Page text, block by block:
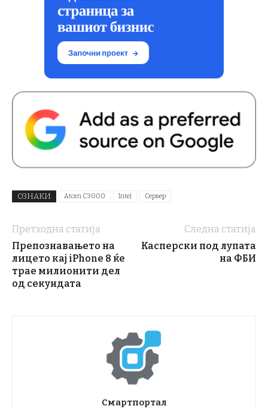
ОЗНАКИ Atom C3000 Intel Сервер
Претходна статија
Препознавањето на
лицето кај iPhone 8 ќе
трае милионити дел
од секундата
Следна статија
Касперски под лупата
на ФБИ
Смартпортал